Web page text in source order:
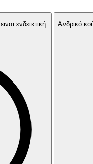
ενδεικτική.
Ανδρικό